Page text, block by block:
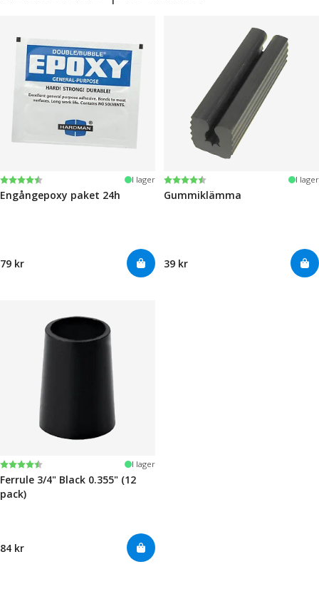
Betyg:
4.6 utav 5 stjärnor I lager
Engångepoxy paket 24h
79 kr
Betyg:
4.6 utav 5 stjärnor I lager
Gummiklämma
39 kr
Betyg:
4.7 utav 5 stjärnor I lager
Ferrule 3/4" Black 0.355" (12
pack)
84 kr